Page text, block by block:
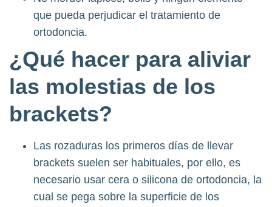
que pueda perjudicar el tratamiento de
ortodoncia.
¿Qué hacer para aliviar
las molestias de los
brackets?
Las rozaduras los primeros días de llevar
brackets suelen ser habituales, por ello, es
necesario usar cera o silicona de ortodoncia, la
cual se pega sobre la superficie de los